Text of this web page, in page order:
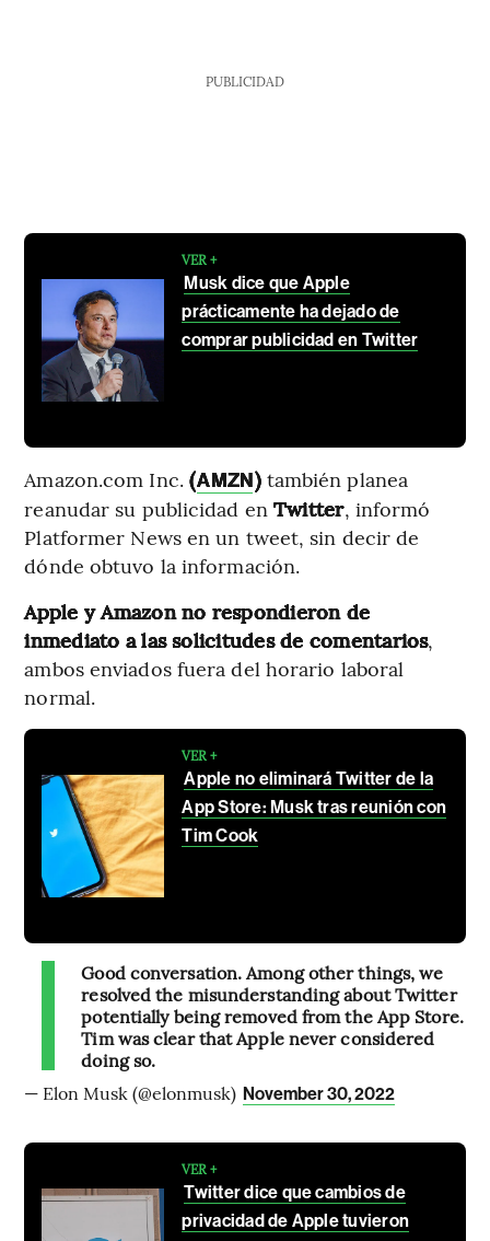
PUBLICIDAD
VER +
Musk dice que Apple
prácticamente ha dejado de
comprar publicidad en Twitter
Amazon.com Inc.(AMZN)también planea
reanudar su publicidad en Twitter, informó
Platformer News en un tweet, sin decir de
dónde obtuvo la información.
Apple y Amazon no respondieron de
inmediato a las solicitudes de comentarios,
ambos enviados fuera del horario laboral
normal.
VER +
Apple no eliminará Twitter de la
App Store: Musk tras reunión con
Tim Cook
Good conversation. Among other things, we
resolved the misunderstanding about Twitter
potentially being removed from the App Store.
Tim was clear that Apple never considered
doing so.
— Elon Musk (@elonmusk) November 30, 2022
VER +
Twitter dice que cambios de
privacidad de Apple tuvieron